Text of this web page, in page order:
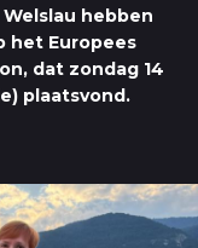
hebben
het Europees
dat zondag 14
plaatsvond.